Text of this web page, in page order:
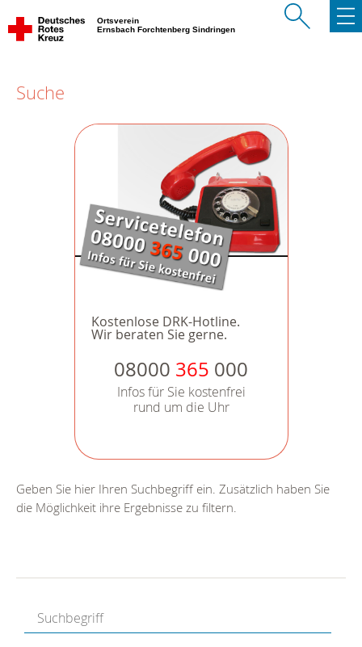
Ortsverein
Ernsbach Forchtenberg Sindringen
Suche
Kostenlose DRK-Hotline.
Wir beraten Sie gerne.
08000 365 000
Infos für Sie kostenfrei
rund um die Uhr
Geben Sie hier Ihren Suchbegriff ein. Zusätzlich haben Sie
die Möglichkeit ihre Ergebnisse zu filtern.